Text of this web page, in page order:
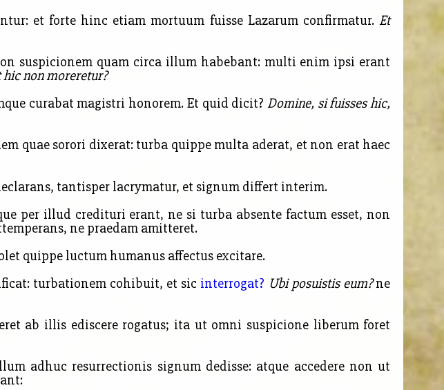
et forte hinc etiam mortuum fuisse Lazarum confirmatur.Et
suspicionem quam circa illum habebant: multi enim ipsi erant
non moreretur?
curabat magistri honorem. Et quid dicit? Domine, si fuisses hic,
quae sorori dixerat: turba quippe multa aderat, et non erat haec
tantisper lacrymatur, et signum differt interim.
per illud credituri erant, ne si turba absente factum esset, non
ne praedam amitteret.
quippe luctum humanus affectus excitare.
turbationem cohibuit, et sic interrogat? Ubi posuistis eum?ne
ab illis ediscere rogatus; ita ut omni suspicione liberum foret
adhuc resurrectionis signum dedisse: atque accedere non ut